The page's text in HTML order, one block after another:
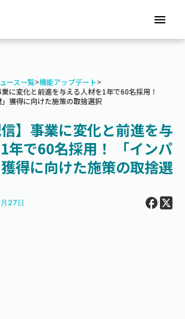
menu
ース一覧>機能アップデート>
業に変化と前進を与える人材を1年で60名採用！
」獲得に向けた施策の取捨選択
信】事業に変化と前進を与
年で60名採用！ 「インパ
得に向けた施策の取捨選
27日